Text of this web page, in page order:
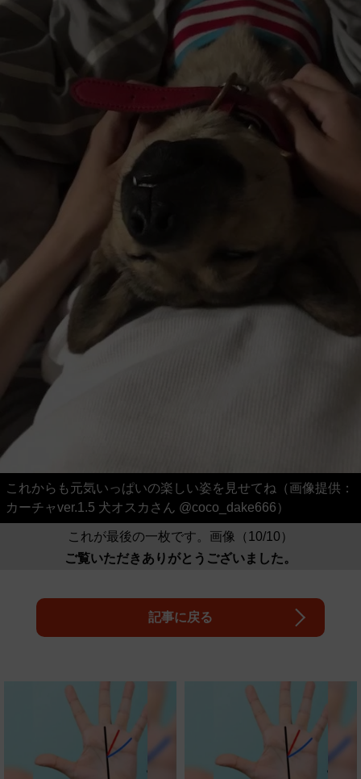
これからも元気いっぱいの楽しい姿を見せてね（画像提供：
カーチャver.1.5 犬オスカさん @coco_dake666）
これが最後の一枚です。画像（10/10）
ご覧いただきありがとうございました。
記事に戻る